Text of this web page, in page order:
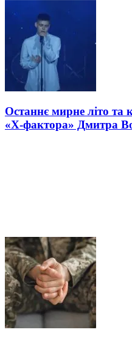
Останнє мирне літо та
«Х-фактора» Дмитра